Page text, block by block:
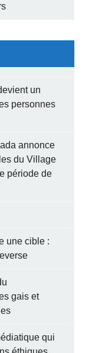
un
personnes
annonce
du Village
période de
une cible :
gais et
qui